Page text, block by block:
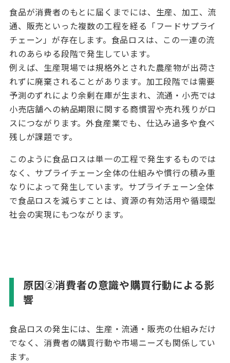
食品が消費者のもとに届くまでには、生産、加工、流
通、販売といった複数の工程を経る「フードサプライ
チェーン」が存在します。食品ロスは、この一連の流
れのあらゆる段階で発生しています。
例えば、生産現場では規格外とされた農産物が出荷さ
れずに廃棄されることがあります。加工段階では需要
予測のずれにより余剰在庫が生まれ、流通・小売では
小売店舗への納品期限に関する商慣習や売れ残りがロ
スにつながります。外食産業でも、仕込み過多や食べ
残しが課題です。
このように食品ロスは単一の工程で発生するものでは
なく、サプライチェーン全体の仕組みや慣行の積み重
なりによって発生しています。サプライチェーン全体
で食品ロスを減らすことは、資源の有効活用や循環型
社会の実現にもつながります。
原因②消費者の意識や購買行動による影
響
食品ロスの発生には、生産・流通・販売の仕組みだけ
でなく、消費者の購買行動や市場ニーズも関係してい
ます。